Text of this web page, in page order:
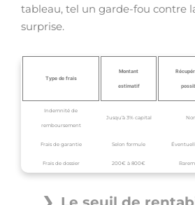
tableau, tel un garde-fou contre
surprise.
Type de frais
Montant
estimatif
Indemnité de
remboursement
Jusqu’à 3% capital Non
Frais de garantie Selon formule
Frais de dossier 200€ à 800€